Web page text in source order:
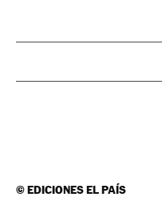
©EDICIONES EL PAÍS